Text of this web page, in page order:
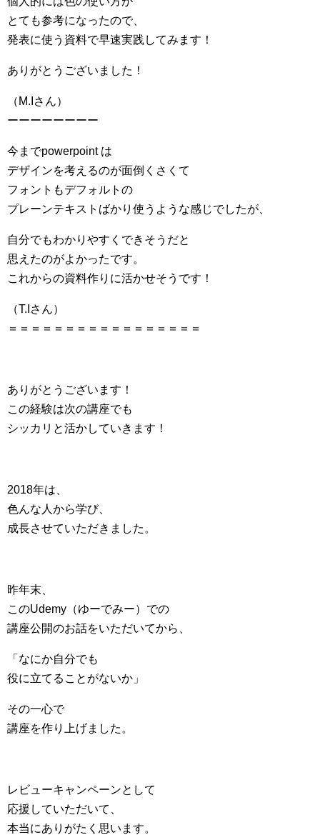
とても参考になったので、
発表に使う資料で早速実践してみます！
ありがとうございました！
（M.Iさん）
ーーーーーーーー
今までpowerpoint は
デザインを考えるのが面倒くさくて
フォントもデフォルトの
プレーンテキストばかり使うような感じでしたが、
自分でもわかりやすくできそうだと
思えたのがよかったです。
これからの資料作りに活かせそうです！
（T.Iさん）
＝＝＝＝＝＝＝＝＝＝＝＝＝＝＝＝＝
ありがとうございます！
この経験は次の講座でも
シッカリと活かしていきます！
2018年は、
色んな人から学び、
成長させていただきました。
昨年末、
このUdemy（ゆーでみー）での
講座公開のお話をいただいてから、
「なにか自分でも
役に立てることがないか」
その一心で
講座を作り上げました。
レビューキャンペーンとして
応援していただいて、
本当にありがたく思います。